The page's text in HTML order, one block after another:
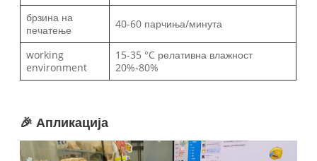
брзина на
печатење
40-60 парчиња/минута
working
environment
15-35 °C релативна влажност
20%-80%
🎉 Апликација